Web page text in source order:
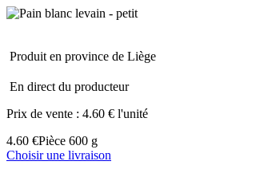
Produit en province de Liège
En direct du producteur
Prix de vente : 4.60 € l'unité
4.60 €Pièce 600 g
Choisir une livraison